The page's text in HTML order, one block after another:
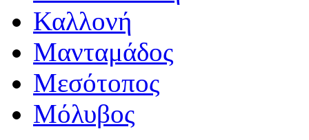
Καλλονή
Μανταμάδος
Μεσότοπος
Μόλυβος